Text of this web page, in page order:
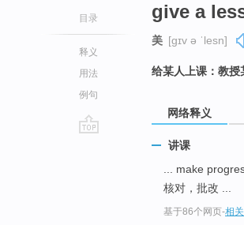
目录
释义
用法
例句
give a
美 [ɡɪv ə ˈlesn]
给某人上课：教授
网络释义
讲课
... make
核对，批改 ...
基于86个网页-相